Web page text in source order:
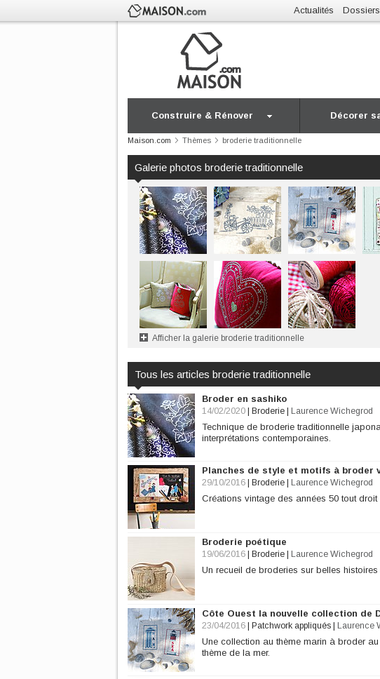
Actualités Dossiers
Construire & Rénover Décorer
Maison.com Thèmes broderie traditionnelle
Galerie photos broderie traditionnelle
Afficher la galerie broderie traditionnelle
Tous les articles broderie traditionnelle
Broder en sashiko
14/02/2020 Broderie Laurence Wichegrod
Technique de broderie traditionnelle
interprétations contemporaines.
Planches de style et motifs à broder
29/10/2016 Broderie Laurence Wichegrod
Créations vintage des années 50 tout
Broderie poétique
19/06/2016 Broderie Laurence Wichegrod
Un recueil de broderies sur belles
Côte Ouest la nouvelle collection de
23/04/2016 Patchwork appliqués Laurence
Une collection au thème marin à broder
thème de la mer.